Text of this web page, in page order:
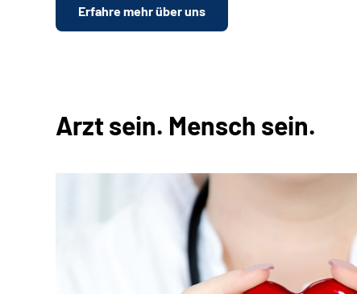
Erfahre mehr über uns
Arzt sein. Mensch sein.